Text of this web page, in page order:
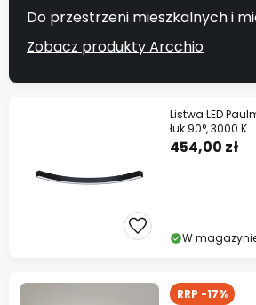
Do przestrzeni mieszkalnych i
Zobacz produkty Arcchio
Listwa LED
łuk 90°, 3000 K
454,00 zł
W
RRP -17%